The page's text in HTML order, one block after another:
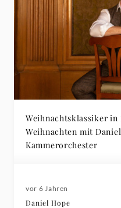
Weihnachtsklassiker in
Weihnachten mit
Kammerorchester
vor 6 Jahren
Daniel Hope